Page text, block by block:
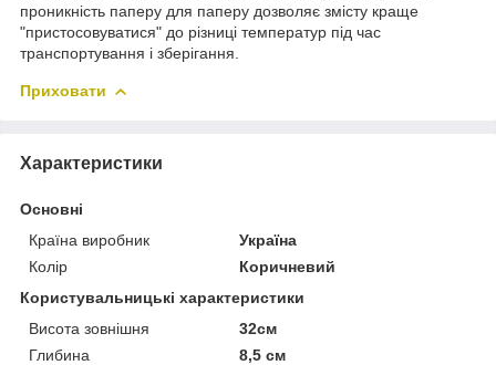
проникність паперу для паперу дозволяє змісту краще
"пристосовуватися" до різниці температур під час
транспортування і зберігання.
Приховати
Характеристики
Основні
Країна виробник
Україна
Колір
Коричневий
Користувальницькі характеристики
Висота зовнішня
32см
Глибина
8,5 см